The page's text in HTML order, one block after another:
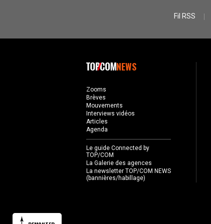
Fil RSS
NEWS
Zooms
Brèves
Mouvements
Interviews vidéos
Articles
Agenda
Le guide Connected by
TOP/COM
La Galerie des agences
La newsletter TOP/COM NEWS
(bannières/habillage)